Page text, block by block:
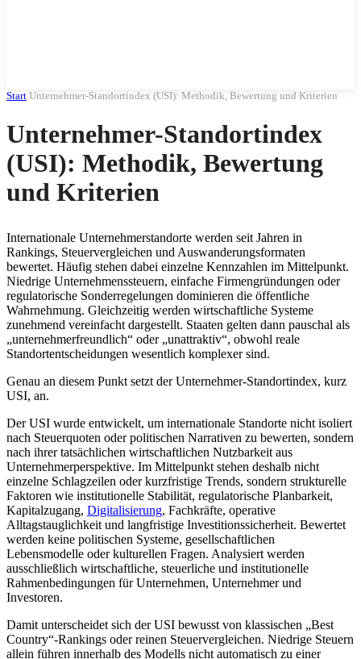
Start Unternehmer-Standortindex (USI): Methodik, Bewertung und Kriterien
Unternehmer-Standortindex
(USI): Methodik, Bewertung
und Kriterien
Internationale Unternehmerstandorte werden seit Jahren in
Rankings, Steuervergleichen und Auswanderungsformaten
bewertet. Häufig stehen dabei einzelne Kennzahlen im Mittelpunkt.
Niedrige Unternehmenssteuern, einfache Firmengründungen oder
regulatorische Sonderregelungen dominieren die öffentliche
Wahrnehmung. Gleichzeitig werden wirtschaftliche Systeme
zunehmend vereinfacht dargestellt. Staaten gelten dann pauschal als
„unternehmerfreundlich“ oder „unattraktiv“, obwohl reale
Standortentscheidungen wesentlich komplexer sind.
Genau an diesem Punkt setzt der Unternehmer-Standortindex, kurz
USI, an.
Der USI wurde entwickelt, um internationale Standorte nicht isoliert
nach Steuerquoten oder politischen Narrativen zu bewerten, sondern
nach ihrer tatsächlichen wirtschaftlichen Nutzbarkeit aus
Unternehmerperspektive. Im Mittelpunkt stehen deshalb nicht
einzelne Schlagzeilen oder kurzfristige Trends, sondern strukturelle
Faktoren wie institutionelle Stabilität, regulatorische Planbarkeit,
Kapitalzugang, Digitalisierung, Fachkräfte, operative
Alltagstauglichkeit und langfristige Investitionssicherheit. Bewertet
werden keine politischen Systeme, gesellschaftlichen
Lebensmodelle oder kulturellen Fragen. Analysiert werden
ausschließlich wirtschaftliche, steuerliche und institutionelle
Rahmenbedingungen für Unternehmen, Unternehmer und
Investoren.
Damit unterscheidet sich der USI bewusst von klassischen „Best
Country“-Rankings oder reinen Steuervergleichen. Niedrige Steuern
allein führen innerhalb des Modells nicht automatisch zu einer